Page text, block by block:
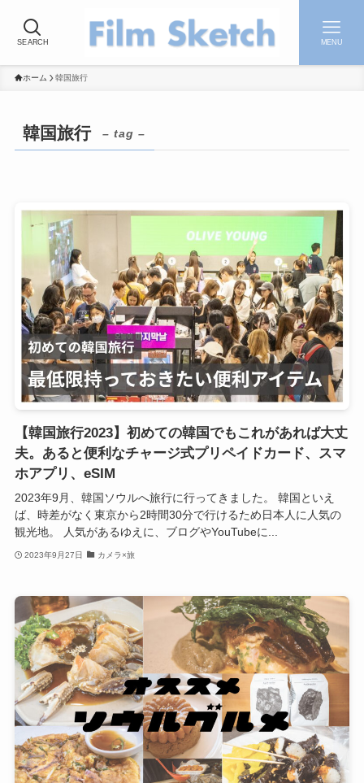
SEARCH MENU
ホーム 韓国旅行
韓国旅行 – tag –
【韓国旅行2023】初めての韓国でもこれがあれば大丈
夫。あると便利なチャージ式プリペイドカード、スマ
ホアプリ、eSIM
2023年9月、韓国ソウルへ旅行に行ってきました。 韓国といえ
ば、時差がなく東京から2時間30分で行けるため日本人に人気の
観光地。 人気があるゆえに、ブログやYouTubeに...
2023年9月27日 カメラ×旅